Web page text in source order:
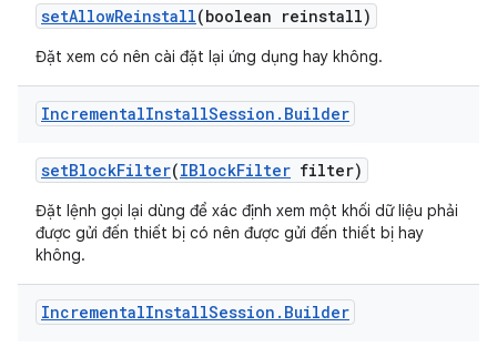
setAllowReinstall(boolean reinstall)
Đặt xem có nên cài đặt lại ứng dụng hay không.
IncrementalInstallSession . Builder
setBlockFilter(IBlockFilter filter)
Đặt lệnh gọi lại dùng để xác định xem một khối dữ liệu phải
được gửi đến thiết bị có nên được gửi đến thiết bị hay
không.
IncrementalInstallSession . Builder